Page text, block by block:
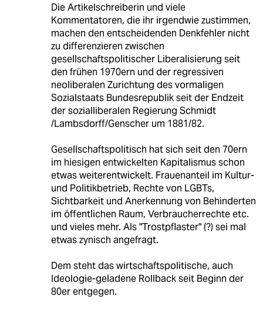
Die Artikelschreiberin und viele
Kommentatoren, die ihr irgendwie zustimmen,
machen den entscheidenden Denkfehler nicht
zu differenzieren zwischen
gesellschaftspolitischer Liberalisierung seit
den frühen 1970ern und der regressiven
neoliberalen Zurichtung des vormaligen
Sozialstaats Bundesrepublik seit der Endzeit
der sozialliberalen Regierung Schmidt
/Lambsdorff/Genscher um 1881/82.
Gesellschaftspolitisch hat sich seit den 70ern
im hiesigen entwickelten Kapitalismus schon
etwas weiterentwickelt. Frauenanteil im Kultur-
und Politikbetrieb, Rechte von LGBTs,
Sichtbarkeit und Anerkennung von Behinderten
im öffentlichen Raum, Verbraucherrechte etc.
und vieles mehr. Als "Trostpflaster" (?) sei mal
etwas zynisch angefragt.
Dem steht das wirtschaftspolitische, auch
Ideologie-geladene Rollback seit Beginn der
80er entgegen.